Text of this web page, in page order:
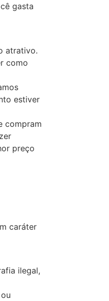
gasta
atrativo.
como
estiver
compram
preço
caráter
ilegal,